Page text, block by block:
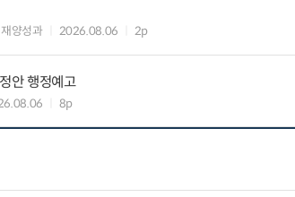
양성과 2026.08.06 2p
안 행정예고
8p